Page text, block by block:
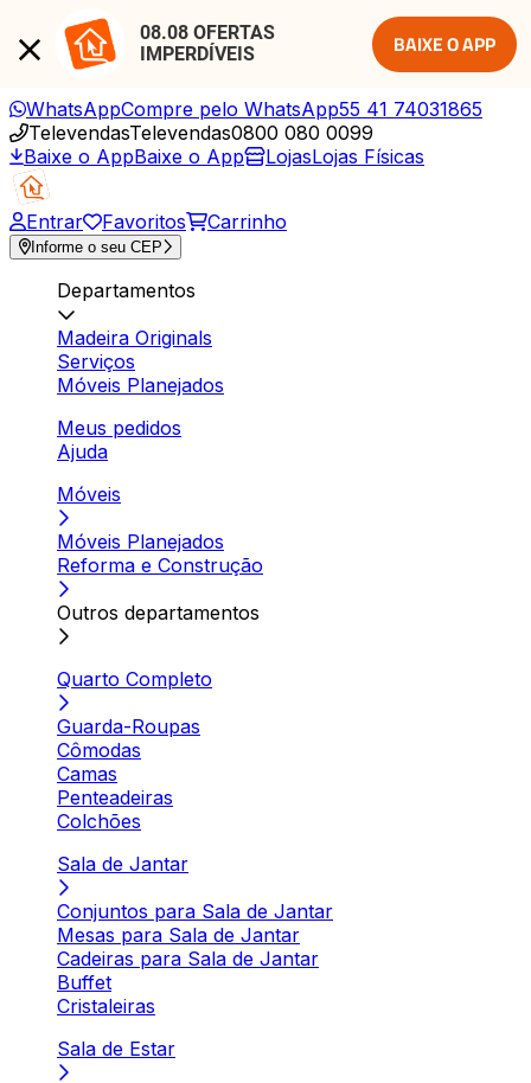
08.08 OFERTAS
IMPERDÍVEIS
BAIXE O APP
WhatsAppCompre pelo WhatsApp55 41 74031865
TelevendasTelevendas0800 080 0099
Baixe o AppBaixe o App LojasLojas Físicas
Entrar Favoritos Carrinho
Informe o seu CEP
Departamentos
Madeira Originals
Serviços
Móveis Planejados
Meus pedidos
Ajuda
Móveis
Móveis Planejados
Reforma e Construção
Outros departamentos
Quarto Completo
Guarda-Roupas
Cômodas
Camas
Penteadeiras
Colchões
Sala de Jantar
Conjuntos para Sala de Jantar
Mesas para Sala de Jantar
Cadeiras para Sala de Jantar
Buffet
Cristaleiras
Sala de Estar